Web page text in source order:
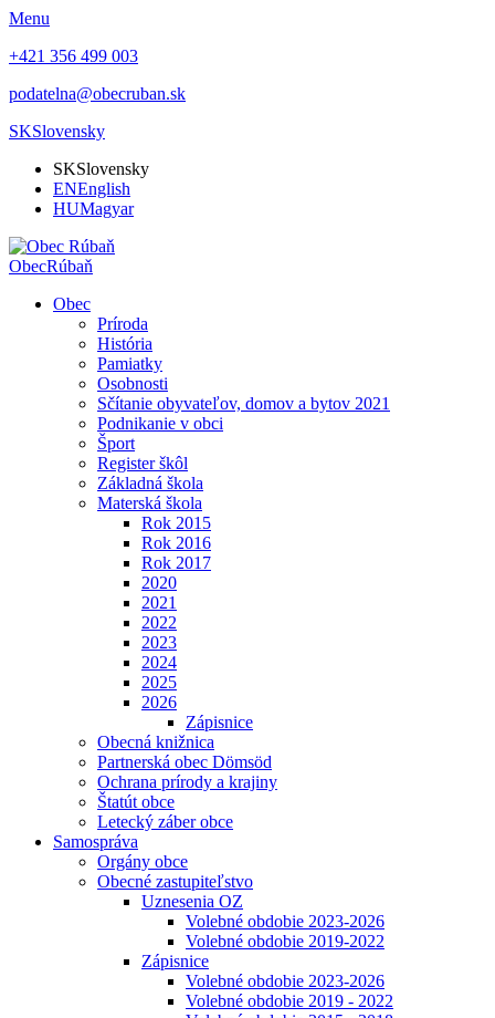
Menu
+421 356 499 003
podatelna@obecruban.sk
SKSlovensky
SKSlovensky
ENEnglish
HUMagyar
ObecRúbaň
Obec
Príroda
História
Pamiatky
Osobnosti
Sčítanie obyvateľov, domov a bytov 2021
Podnikanie v obci
Šport
Register škôl
Základná škola
Materská škola
Rok 2015
Rok 2016
Rok 2017
2020
2021
2022
2023
2024
2025
2026
Zápisnice
Obecná knižnica
Partnerská obec Dömsöd
Ochrana prírody a krajiny
Štatút obce
Letecký záber obce
Samospráva
Orgány obce
Obecné zastupiteľstvo
Uznesenia OZ
Volebné obdobie 2023-2026
Volebné obdobie 2019-2022
Zápisnice
Volebné obdobie 2023-2026
Volebné obdobie 2019 - 2022